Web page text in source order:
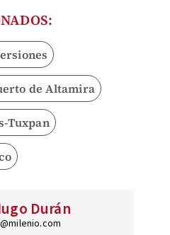
de Altamira
Tuxpan
Durán